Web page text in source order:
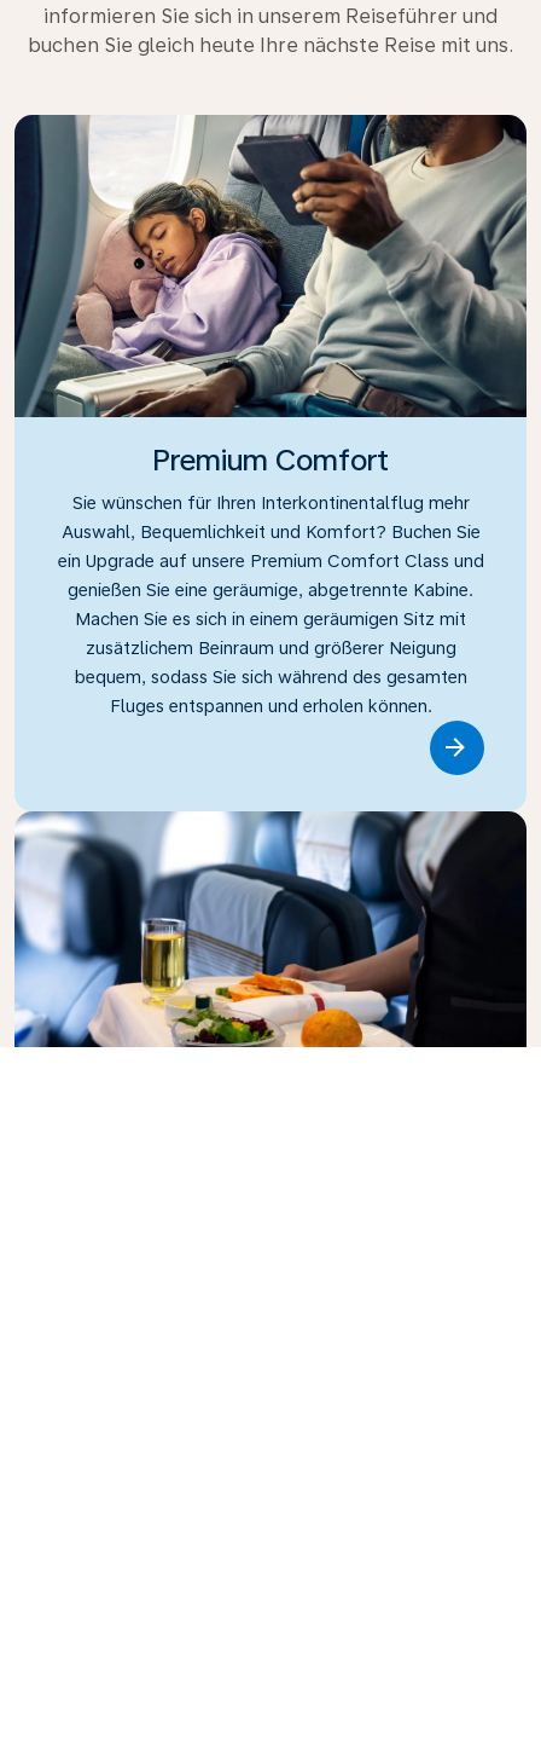
informieren Sie sich in unserem Reiseführer und
buchen Sie gleich heute Ihre nächste Reise mit uns.
Premium Comfort
Sie wünschen für Ihren Interkontinentalflug mehr
Auswahl, Bequemlichkeit und Komfort? Buchen Sie
ein Upgrade auf unsere Premium Comfort Class und
genießen Sie eine geräumige, abgetrennte Kabine.
Machen Sie es sich in einem geräumigen Sitz mit
zusätzlichem Beinraum und größerer Neigung
bequem, sodass Sie sich während des gesamten
Fluges entspannen und erholen können.